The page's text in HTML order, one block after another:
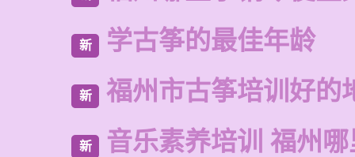
新 学古筝的最佳年龄
新 福州市古筝培训好的
新 音乐素养培训 福州